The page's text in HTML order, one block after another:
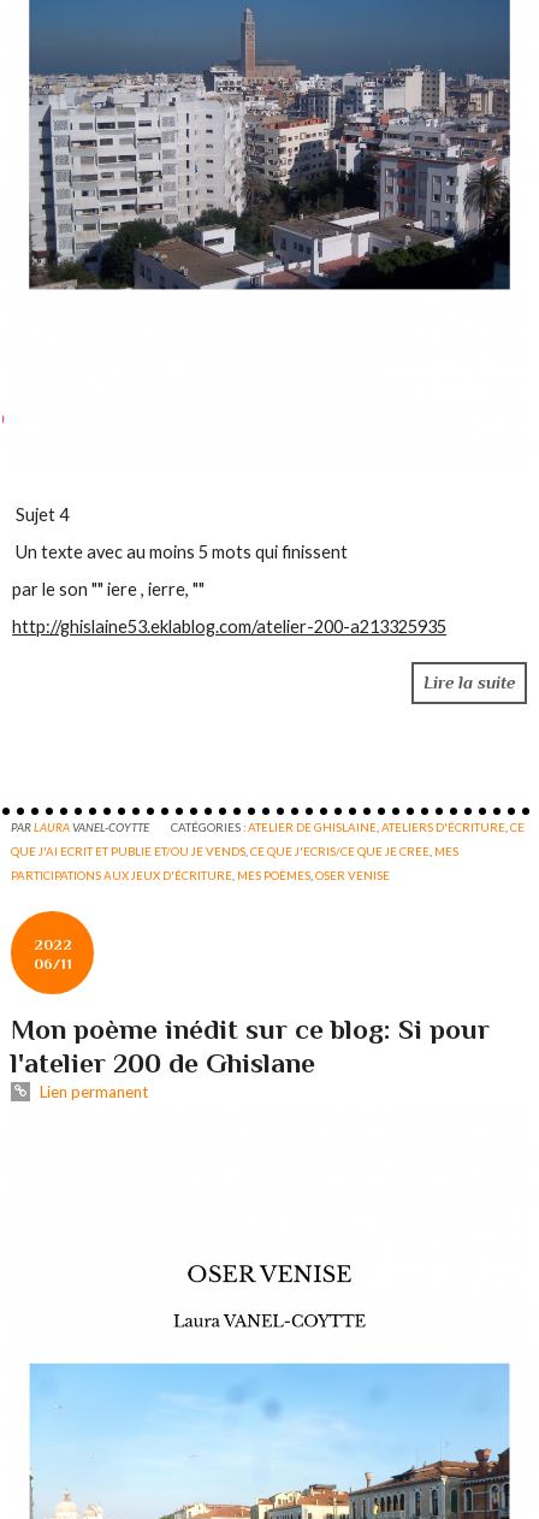
Sujet 4
Un texte avec au moins 5 mots qui finissent
par le son "" iere , ierre, ""
http://ghislaine53.eklablog.com/atelier-200-a213325935
Lire la suite
PARLAURAVANEL-COYTTE CATÉGORIES :ATELIER DE GHISLAINE ,ATELIERS D'ÉCRITURE ,CE
QUE J'AI ECRIT ET PUBLIE ET/OU JE VENDS ,CE QUE J'ECRIS/CE QUE JE CREE MES
PARTICIPATIONS AUX JEUX D'ÉCRITURE MES POÈMES ,OSER VENISE
2022
06/11
Mon poème inédit sur ce blog: Si pour
l'atelier 200 de Ghislane
Lien permanent